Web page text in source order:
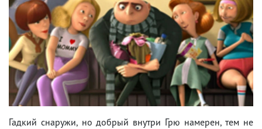
Гадкий снаружи, но добрый внутри Грю намерен, тем не